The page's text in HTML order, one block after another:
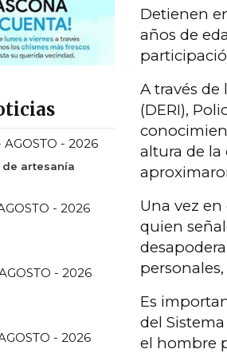
AGOSTO - 2026
artesanía
- 2026
- 2026
- 2026
Detienen
años de
A través
(DERI),
altura de la
Una vez
quien
Es
del
el hombre